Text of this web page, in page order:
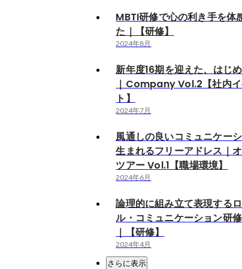
MBTI研修で心の利き手を体
た｜【研修】
2024年8月
新年度16期を迎えた、はじ
｜Company Vol.2【社内
ト】
2024年7月
風通しの良いコミュニケー
生まれるフリーアドレス｜
ツアー Vol.1【職場環境】
2024年6月
論理的に組み立て表現する
ル・コミュニケーション研
｜【研修】
2024年4月
さらに表示